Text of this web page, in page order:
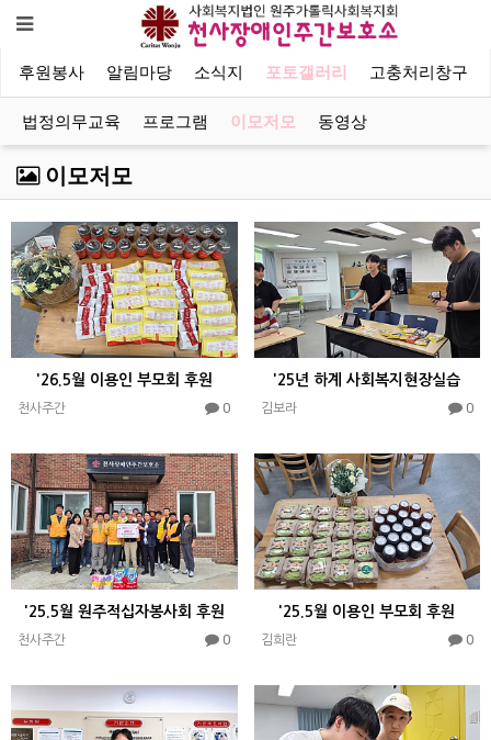
후원봉사 알림마당 소식지 포토갤러리 고충처리창구
법정의무교육 프로그램 이모저모 동영상
이모저모
'26.5월 이용인 부모회 후원
천사주간 0
'25년 하계 사회복지현장실습
김보라 0
'25.5월 원주적십자봉사회 후원
천사주간 0
'25.5월 이용인 부모회 후원
김희란 0